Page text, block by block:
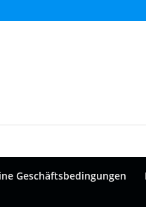
Geschäftsbedingungen